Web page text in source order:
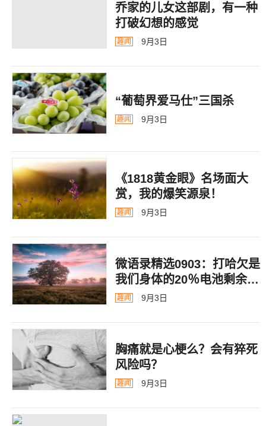
乔家的儿女这部剧，有一种
打破幻想的感觉
趣闻 9月3日
“葡萄界爱马仕”三国杀
趣闻 9月3日
《1818黄金眼》名场面大
赏，我的爆笑源泉！
趣闻 9月3日
微语录精选0903：打哈欠是
我们身体的20％电池剩余警
告
趣闻 9月3日
胸痛就是心梗么？会有猝死
风险吗？
趣闻 9月3日